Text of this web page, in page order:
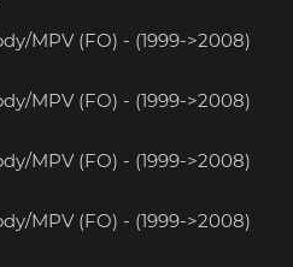
MPV (FO) - (1999->2008)
MPV (FO) - (1999->2008)
MPV (FO) - (1999->2008)
MPV (FO) - (1999->2008)